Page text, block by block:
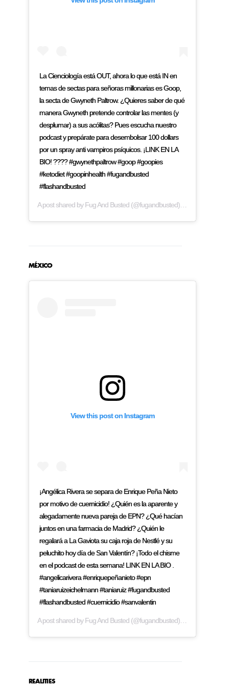
La Cienciología está OUT, ahora lo que está IN en
temas de sectas para señoras millonarias es Goop,
la secta de Gwyneth Paltrow. ¿Quieres saber de qué
manera Gwyneth pretende controlar las mentes (y
desplumar) a sus acólitas? Pues escucha nuestro
podcast y prepárate para desembolsar 100 dollars
por un spray anti vampiros psíquicos. ¡LINK EN LA
BIO! ???? #gwynethpaltrow #goop #goopies
#ketodiet #goopinhealth #fugandbusted
#flashandbusted
A post shared byFug And Busted(@fugandbusted) on
MÉXICO
View this post on Instagram
¡Angélica Rivera se separa de Enrique Peña Nieto
por motivo de cuernicidio! ¿Quién es la aparente y
alegadamente nueva pareja de EPN? ¿Qué hacían
juntos en una farmacia de Madrid? ¿Quién le
regalará a La Gaviota su caja roja de Nestlé y su
peluchito hoy día de San Valentín? ¡Todo el chisme
en el podcast de esta semana! LINK EN LA BIO .
#angelicarivera #enriquepeñanieto #epn
#taniaruizeichelmann #taniaruiz #fugandbusted
#flashandbusted #cuernicidio #sanvalentin
A post shared byFug And Busted(@fugandbusted) on
REALITIES